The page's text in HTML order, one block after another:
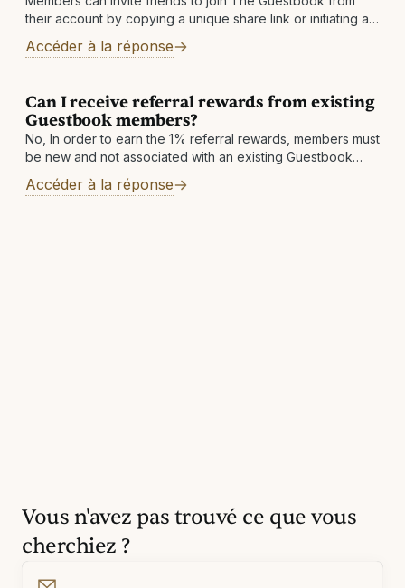
their account by copying a unique share link or initiating an
invite email
Accéder à la réponse
Can I receive referral rewards from existing
Guestbook members?
No, In order to earn the 1% referral rewards, members must
be new and not associated with an existing Guestbook
account.
Accéder à la réponse
Vous n'avez pas trouvé ce que vous
cherchiez ?